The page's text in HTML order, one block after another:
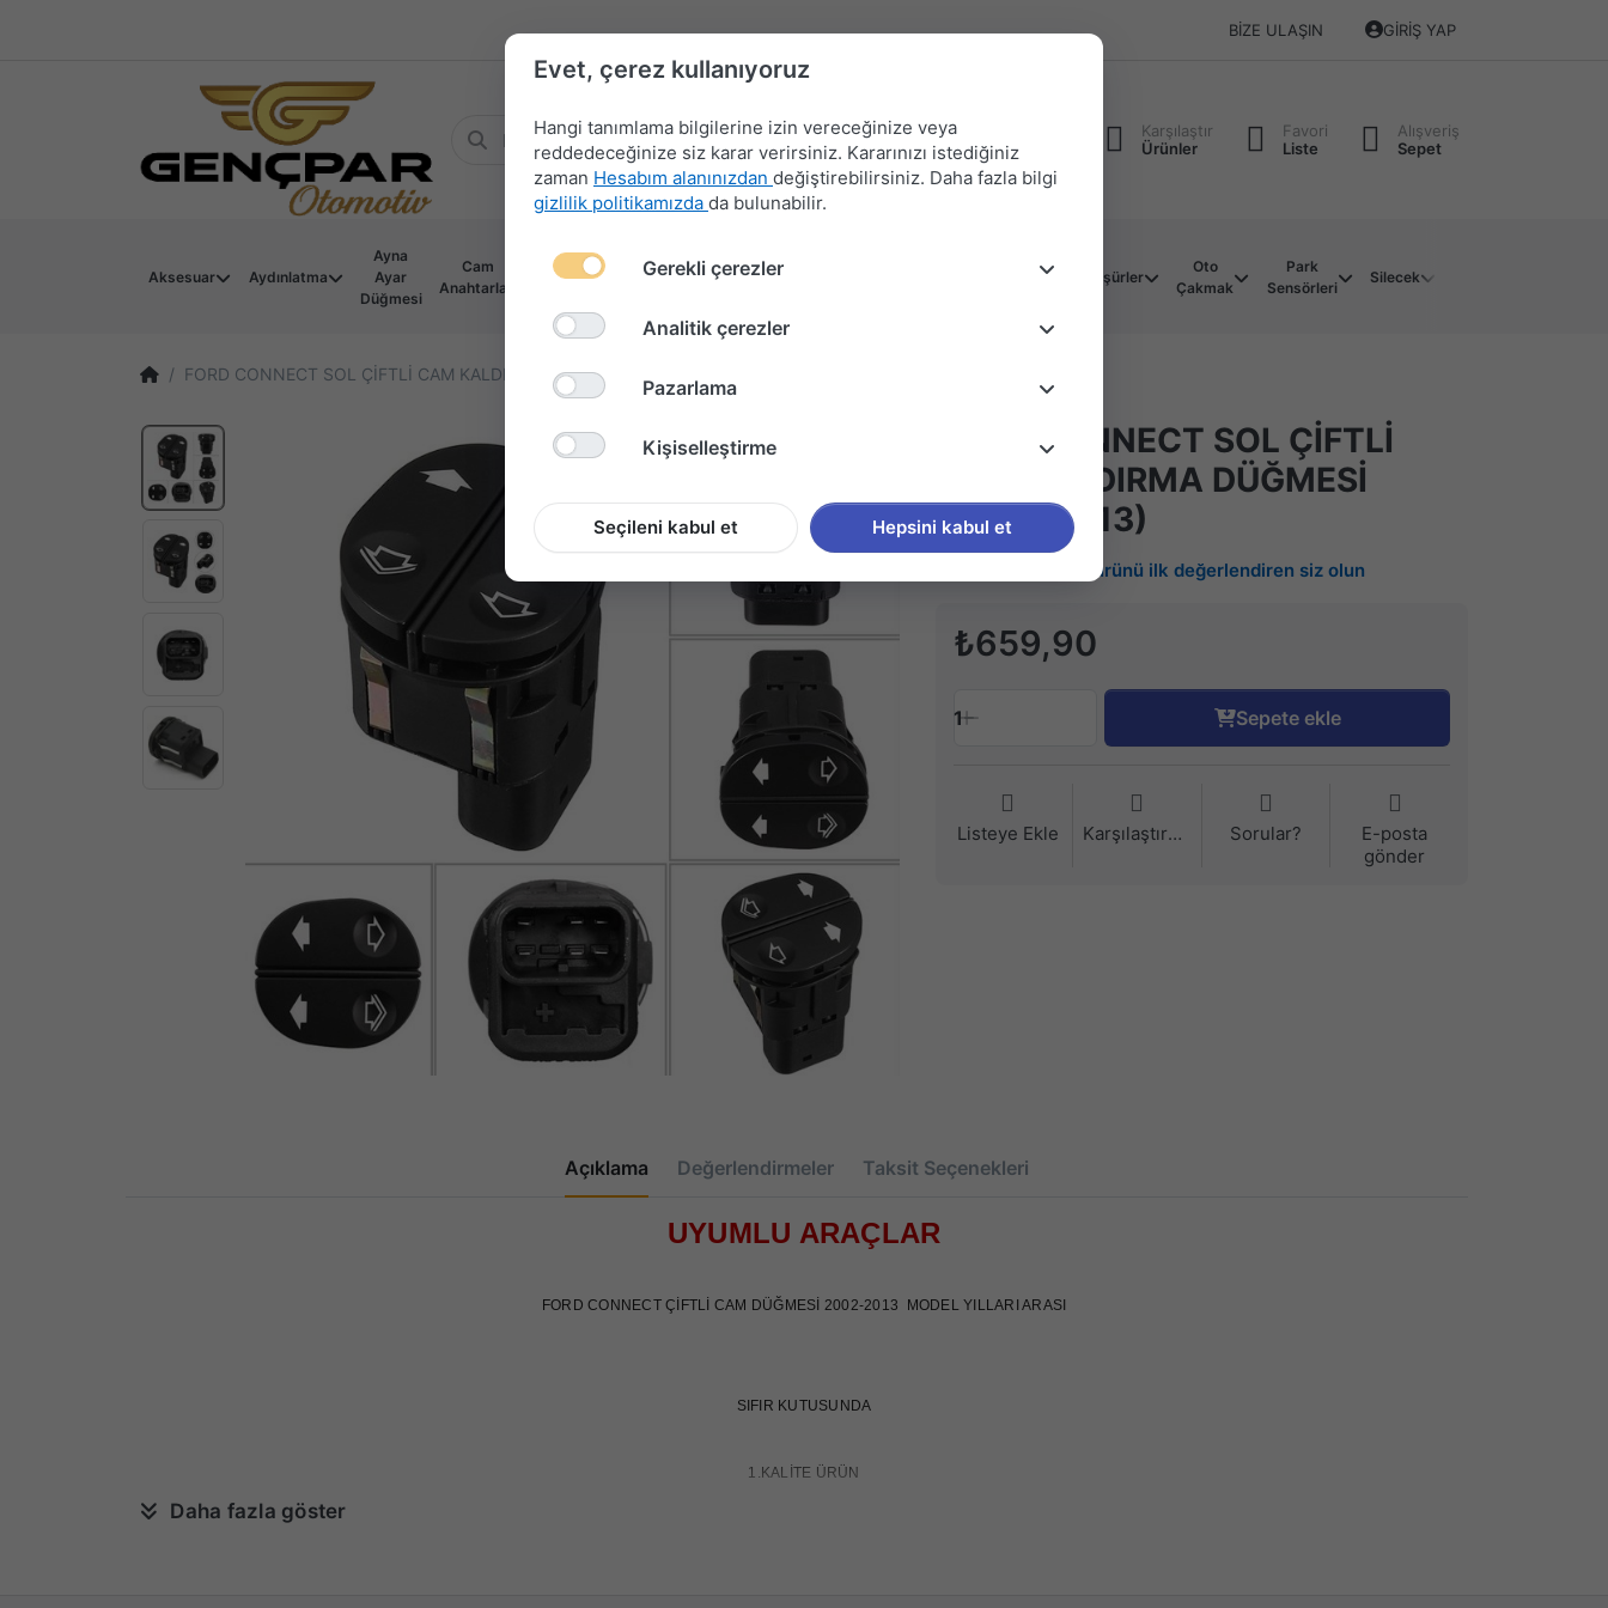
BIZE ULAŞIN GIRIŞ YAP
Karşılaştır
Ürünler
Favori
Liste
Alışveriş
Sepet
Aksesuar Aydınlatma
Ayna
Ayar
Düğmesi
Cam
Anahtarları
Devre
Far
Sinyal-
Merkezi
Müşürler
Oto
Çakmak
Park
Sensörleri
Silecek
FORD CONNECT SOL ÇİFTLİ CAM KALDIRMA DÜĞMESİ (2002-2013)
FORD CONNECT SOL ÇİFTLİ
CAM KALDIRMA DÜĞMESİ
(2002-2013)
Bu ürünü ilk değerlendiren siz olun
₺659,90
1 Sepete ekle
Listeye Ekle Karşılaştırma Sorular?
E-posta
gönder
Açıklama Değerlendirmeler Taksit Seçenekleri
UYUMLU ARAÇLAR
FORD CONNECT ÇİFTLİ CAM DÜĞMESİ 2002-2013 MODEL YILLARI ARASI
SIFIR KUTUSUNDA
1.KALİTE ÜRÜN
Daha fazla göster
Evet, çerez kullanıyoruz
Hangi tanımlama bilgilerine izin vereceğinize veya
reddedeceğinize siz karar verirsiniz. Kararınızı istediğiniz
zaman Hesabım alanınızdan değiştirebilirsiniz. Daha fazla bilgi
gizlilik politikamızda da bulunabilir.
Gerekli çerezler
Analitik çerezler
Pazarlama
Kişiselleştirme
Seçileni kabul et Hepsini kabul et